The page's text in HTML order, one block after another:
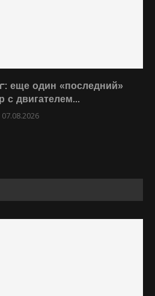
один «последний»
с двигателем...
07.08.2026